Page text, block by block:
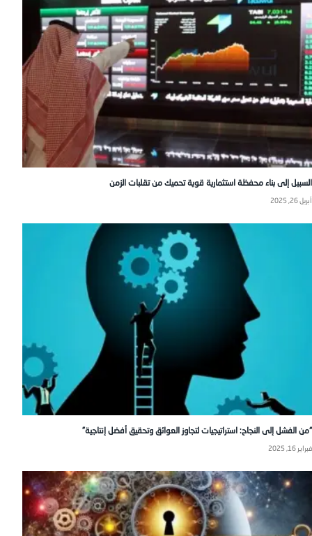
السبيل إلى بناء محفظة استثمارية قوية تحميك من تقلبات الزمن
أبريل 26, 2025
“من الفشل إلى النجاح: استراتيجيات لتجاوز العوائق وتحقيق أفضل إنتاجية”
فبراير 16, 2025